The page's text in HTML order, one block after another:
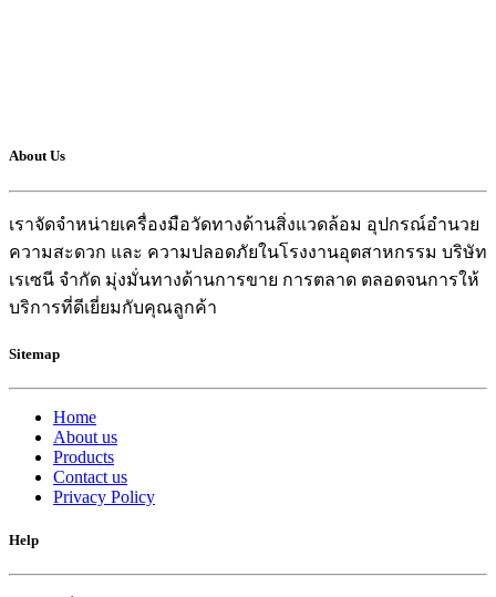
About Us
เราจัดจำหน่ายเครื่องมือวัดทางด้านสิ่งแวดล้อม อุปกรณ์อำนวย
ความสะดวก และ ความปลอดภัยในโรงงานอุตสาหกรรม บริษัท
เรเซนี จำกัด มุ่งมั่นทางด้านการขาย การตลาด ตลอดจนการให้
บริการที่ดีเยี่ยมกับคุณลูกค้า
Sitemap
Home
About us
Products
Contact us
Privacy Policy
Help